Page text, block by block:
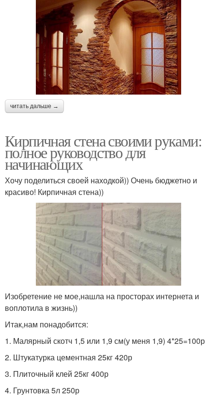
читать дальше →
Кирпичная стена своими руками:
полное руководство для
начинающих
Хочу поделиться своей находкой)) Очень бюджетно и
красиво! Кирпичная стена))
Изобретение не мое,нашла на просторах интернета и
воплотила в жизнь))
Итак,нам понадобится:
1. Малярный скотч 1,5 или 1,9 см(у меня 1,9) 4*25=100р
2. Штукатурка цементная 25кг 420р
3. Плиточный клей 25кг 400р
4. Грунтовка 5л 250р